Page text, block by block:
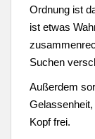
Ordnung ist
ist etwas
Suchen
Außerdem
Kopf frei.